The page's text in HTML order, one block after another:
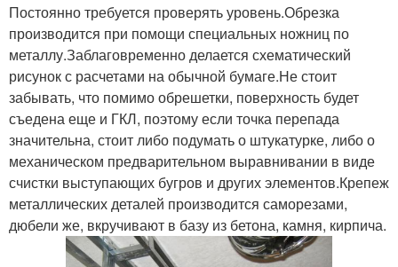
Постоянно требуется проверять уровень.Обрезка
производится при помощи специальных ножниц по
металлу.Заблаговременно делается схематический
рисунок с расчетами на обычной бумаге.Не стоит
забывать, что помимо обрешетки, поверхность будет
съедена еще и ГКЛ, поэтому если точка перепада
значительна, стоит либо подумать о штукатурке, либо о
механическом предварительном выравнивании в виде
счистки выступающих бугров и других элементов.Крепеж
металлических деталей производится саморезами,
дюбели же, вкручивают в базу из бетона, камня, кирпича.